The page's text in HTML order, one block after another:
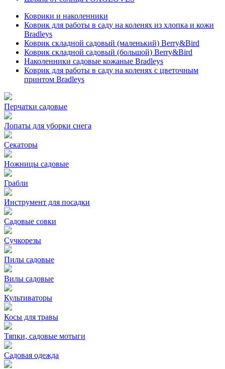
Коврики и наколенники
Коврик для работы в саду на коленях из хлопка и кожи
Bradleys
Коврик складной садовый (маленький) Berry&Bird
Коврик складной садовый (большой) Berry&Bird
Наколенники садовые кожаные Bradleys
Коврик для работы в саду на коленях с цветочным
принтом Bradleys
Перчатки садовые
Лопаты для уборки снега
Секаторы
Ножницы садовые
Грабли
Инструмент для посадки
Садовые совки
Сучкорезы
Пилы садовые
Вилы садовые
Культиваторы
Косы для травы
Тяпки, садовые мотыги
Садовая одежда